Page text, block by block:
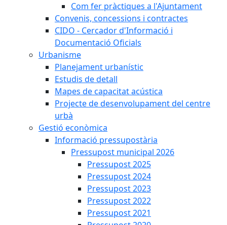
Com fer pràctiques a l'Ajuntament
Convenis, concessions i contractes
CIDO - Cercador d'Informació i
Documentació Oficials
Urbanisme
Planejament urbanístic
Estudis de detall
Mapes de capacitat acústica
Projecte de desenvolupament del centre
urbà
Gestió econòmica
Informació pressupostària
Pressupost municipal 2026
Pressupost 2025
Pressupost 2024
Pressupost 2023
Pressupost 2022
Pressupost 2021